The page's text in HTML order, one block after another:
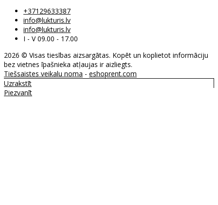
+37129633387
info@lukturis.lv
info@lukturis.lv
I - V 09.00 - 17.00
2026 © Visas tiesības aizsargātas. Kopēt un koplietot informāciju
bez vietnes īpašnieka atļaujas ir aizliegts.
Tiešsaistes veikalu noma - eshoprent.com
Uzrakstīt
Piezvanīt